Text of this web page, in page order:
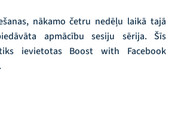
nākamo četru nedēļu laikā tajā
apmācību sesiju sērija. Šīs
ievietotas Boost with Facebook